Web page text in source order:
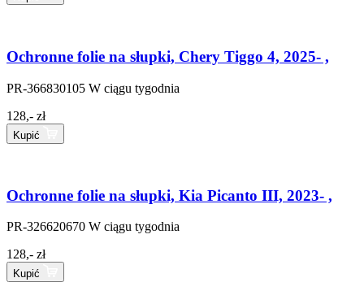
Ochronne folie na słupki, Chery Tiggo 4, 2025- ,
PR-366830105 W ciągu tygodnia
128,- zł
Kupić
Ochronne folie na słupki, Kia Picanto III, 2023- ,
PR-326620670 W ciągu tygodnia
128,- zł
Kupić